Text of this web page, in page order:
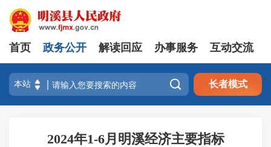
首页 政务公开 解读回应 办事服务 互动交流
 长者模式
2024年1-6月明溪经济主要指标